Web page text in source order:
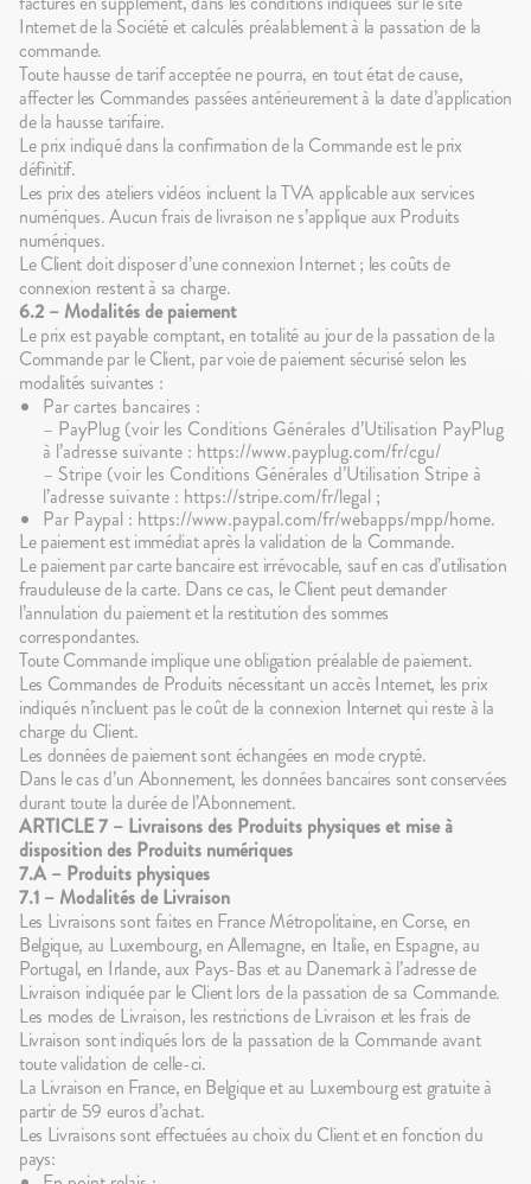
Internet de la Société et calculés préalablement à la passation de la
commande.
Toute hausse de tarif acceptée ne pourra, en tout état de cause,
affecter les Commandes passées antérieurement à la date d’application
de la hausse tarifaire.
Le prix indiqué dans la confirmation de la Commande est le prix
définitif.
Les prix des ateliers vidéos incluent la TVA applicable aux services
numériques. Aucun frais de livraison ne s’applique aux Produits
numériques.
Le Client doit disposer d’une connexion Internet ; les coûts de
connexion restent à sa charge.
6.2 – Modalités de paiement
Le prix est payable comptant, en totalité au jour de la passation de la
Commande par le Client, par voie de paiement sécurisé selon les
modalités suivantes :
Par cartes bancaires :
– PayPlug (voir les Conditions Générales d’Utilisation PayPlug
à l’adresse suivante : https://www.payplug.com/fr/cgu/
– Stripe (voir les Conditions Générales d’Utilisation Stripe à
l’adresse suivante : https://stripe.com/fr/legal ;
Par Paypal : https://www.paypal.com/fr/webapps/mpp/home.
Le paiement est immédiat après la validation de la Commande.
Le paiement par carte bancaire est irrévocable, sauf en cas d’utilisation
frauduleuse de la carte. Dans ce cas, le Client peut demander
l’annulation du paiement et la restitution des sommes
correspondantes.
Toute Commande implique une obligation préalable de paiement.
Les Commandes de Produits nécessitant un accès Internet, les prix
indiqués n’incluent pas le coût de la connexion Internet qui reste à la
charge du Client.
Les données de paiement sont échangées en mode crypté.
Dans le cas d’un Abonnement, les données bancaires sont conservées
durant toute la durée de l’Abonnement.
ARTICLE 7 – Livraisons des Produits physiques et mise à
disposition des Produits numériques
7.A – Produits physiques
7.1 – Modalités de Livraison
Les Livraisons sont faites en France Métropolitaine, en Corse, en
Belgique, au Luxembourg, en Allemagne, en Italie, en Espagne, au
Portugal, en Irlande, aux Pays-Bas et au Danemark à l’adresse de
Livraison indiquée par le Client lors de la passation de sa Commande.
Les modes de Livraison, les restrictions de Livraison et les frais de
Livraison sont indiqués lors de la passation de la Commande avant
toute validation de celle-ci.
La Livraison en France, en Belgique et au Luxembourg est gratuite à
partir de 59 euros d’achat.
Les Livraisons sont effectuées au choix du Client et en fonction du
pays: